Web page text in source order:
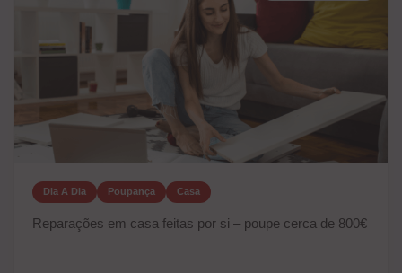
Dia A Dia Poupança Casa
Reparações em casa feitas por si – poupe cerca de 800€